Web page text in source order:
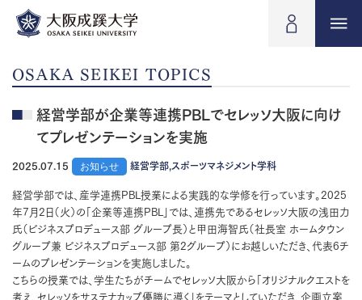
OSAKA SEIKEI TOPICS
経営学部が企業等連携PBLでセレッソ大阪に向け
てプレゼンテーションを実施
2025.07.15 お知らせ 経営学部,スポーツマネジメント学科
経営学部では、産学連携PBL授業による実践的な学修を行っています。2025
年7月2日（火）の「企業等連携PBL」では、連携先であるセレッソ大阪の浅田力
氏（ビジネスプロデュース部 グループ長）と甲田海智氏（社長室 ホームタウン
グループ兼 ビジネスプロデュース部 第2グループ）にお越しいただき、代表6チ
ームのプレゼンテーションを実施しました。
こちらの授業では、学生たちがチームでセレッソ大阪から「オリジナルクエストを
考え、セレッソをサステナカップ優勝に導く」をテーマとしていただき、企画立案